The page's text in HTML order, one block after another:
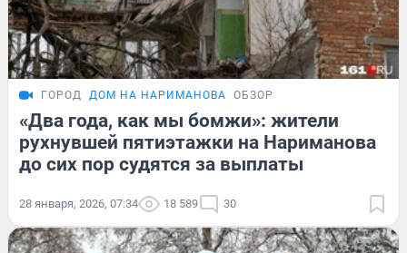
ГОРОД ДОМ НА НАРИМАНОВА ОБЗОР
«Два года, как мы бомжи»: жители
рухнувшей пятиэтажки на Нариманова
до сих пор судятся за выплаты
28 января, 2026, 07:34 18 589 30